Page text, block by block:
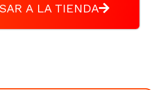
A LA TIENDA